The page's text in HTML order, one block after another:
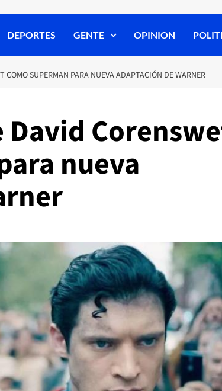
DEPORTES GENTE OPINION
COMO SUPERMAN PARA NUEVA ADAPTACIÓN DE WARNER
nueva